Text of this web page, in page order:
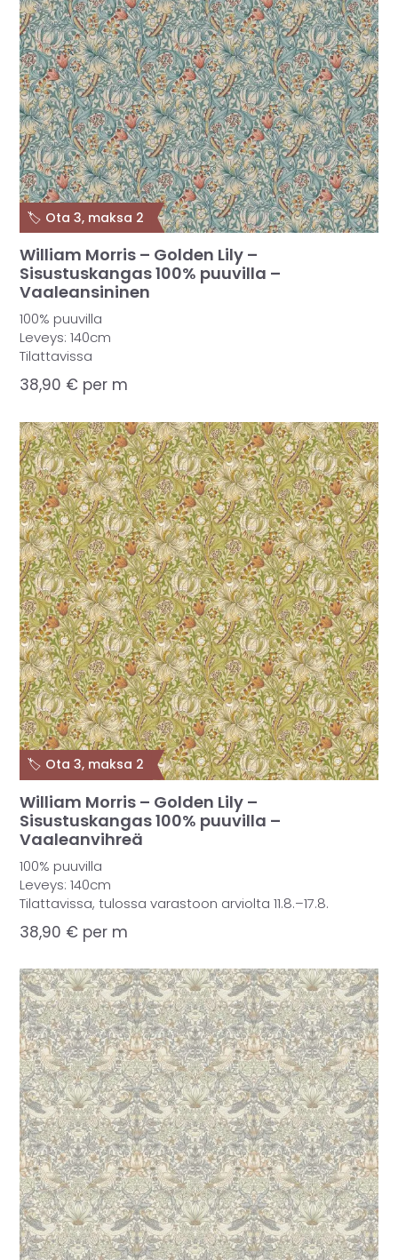
William Morris – Golden Lily –
Sisustuskangas 100% puuvilla –
Vaaleansininen
100% puuvilla
Leveys: 140cm
Tilattavissa
38,90 € per m
🏷️ Ota 3, maksa 2
William Morris – Golden Lily –
Sisustuskangas 100% puuvilla –
Vaaleanvihreä
100% puuvilla
Leveys: 140cm
Tilattavissa, tulossa varastoon arviolta 11.8.–17.8.
38,90 € per m
🏷️ Ota 3, maksa 2